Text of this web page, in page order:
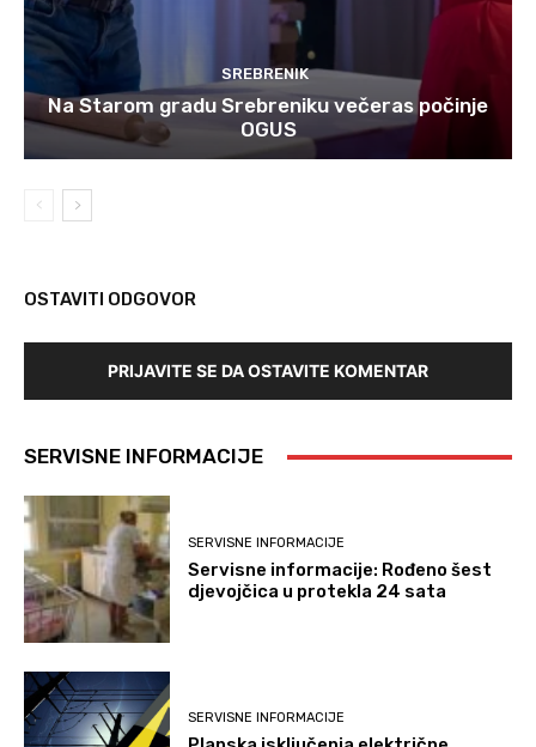
SREBRENIK
Na Starom gradu Srebreniku večeras počinje
OGUS
OSTAVITI ODGOVOR
PRIJAVITE SE DA OSTAVITE KOMENTAR
SERVISNE INFORMACIJE
SERVISNE INFORMACIJE
Servisne informacije: Rođeno šest
djevojčica u protekla 24 sata
SERVISNE INFORMACIJE